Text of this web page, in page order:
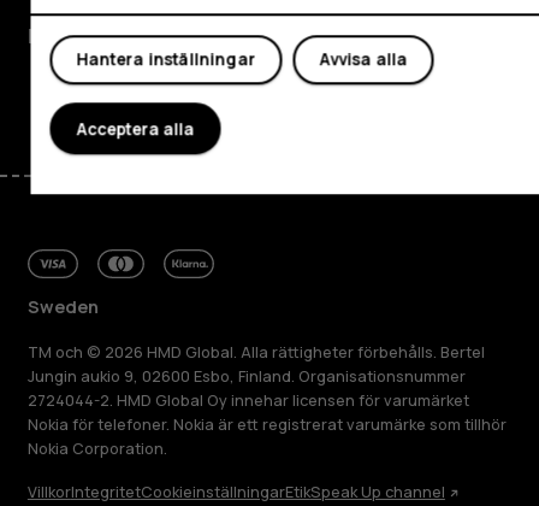
Kundservice
FacebookInstagram
TiktokYoutubeLinkedinDiscord
Sweden
TM och © 2026 HMD Global. Alla rättigheter förbehålls. Bertel
Jungin aukio 9, 02600 Esbo, Finland. Organisationsnummer
2724044-2. HMD Global Oy innehar licensen för varumärket
Nokia för telefoner. Nokia är ett registrerat varumärke som tillhör
Nokia Corporation.
VillkorIntegritetCookieinställningarEtikSpeak Up channel
Avvisa alla
Hantera inställningar
Acceptera alla